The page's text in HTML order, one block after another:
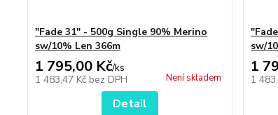
"Fade 31" - 500g Single 90% Merino
sw/10% Len 366m
1 795,00 Kč/ks
1 483,47 Kč bez DPH Není skladem
Detail
sw/
1
1